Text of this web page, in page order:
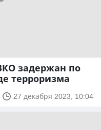
задержан по
терроризма
27 декабря 2023, 10:04